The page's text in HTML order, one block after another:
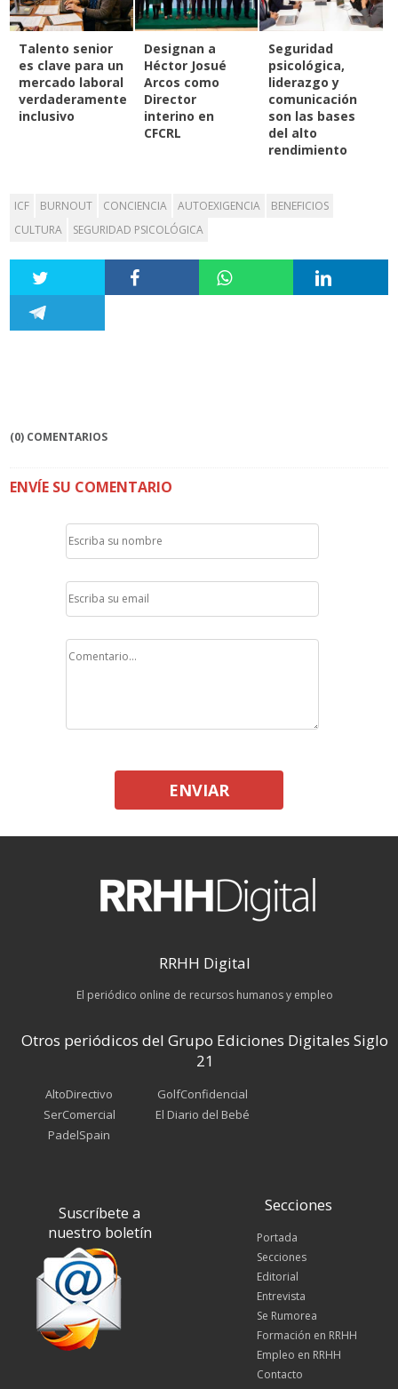
Talento senior
es clave para un
mercado laboral
verdaderamente
inclusivo
Designan a
Héctor Josué
Arcos como
Director
interino en
CFCRL
Seguridad
psicológica,
liderazgo y
comunicación
son las bases
del alto
rendimiento
ICF BURNOUT CONCIENCIA AUTOEXIGENCIA
BENEFICIOS
CULTURA
SEGURIDAD PSICOLÓGICA
(0) COMENTARIOS
ENVÍE SU COMENTARIO
ENVIAR
RRHH Digital
El periódico online de recursos humanos y empleo
Otros periódicos del Grupo Ediciones Digitales Siglo
21
AltoDirectivo
SerComercial
PadelSpain
GolfConfidencial
El Diario del Bebé
Suscríbete a
nuestro boletín
Secciones
Portada
Secciones
Editorial
Entrevista
Se Rumorea
Formación en RRHH
Empleo en RRHH
Contacto